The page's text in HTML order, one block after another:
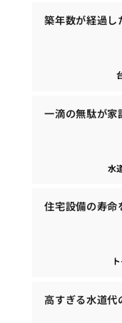
築年数が経過し
一滴の無駄が家
水
住宅設備の寿命
高すぎる水道